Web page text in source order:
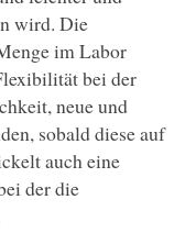
wird. Die
im Labor
bei der
neue und
sobald diese auf
auch eine
der die